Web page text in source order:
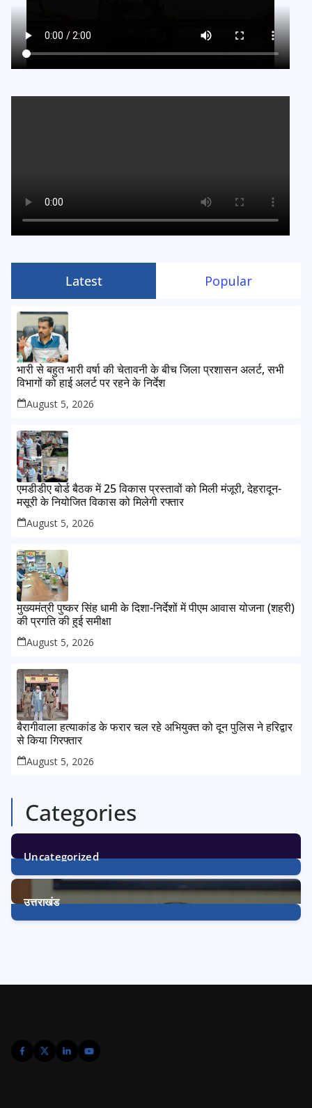
Latest Popular
भारी से बहुत भारी वर्षा की चेतावनी के बीच जिला प्रशासन अलर्ट, सभी
विभागों को हाई अलर्ट पर रहने के निर्देश
August 5, 2026
एमडीडीए बोर्ड बैठक में 25 विकास प्रस्तावों को मिली मंजूरी, देहरादून-
मसूरी के नियोजित विकास को मिलेगी रफ्तार
August 5, 2026
मुख्यमंत्री पुष्कर सिंह धामी के दिशा-निर्देशों में पीएम आवास योजना (शहरी)
की प्रगति की हुई समीक्षा
August 5, 2026
बैरागीवाला हत्याकांड के फरार चल रहे अभियुक्त को दून पुलिस ने हरिद्वार
से किया गिरफ्तार
August 5, 2026
Categories
Uncategorized
1Post
उत्तराखंड